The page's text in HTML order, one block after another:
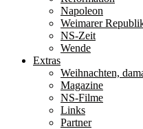
Napoleon
Weimarer
NS-Zeit
Wende
Extras
Weihnachten,
Magazine
NS-Filme
Links
Partner